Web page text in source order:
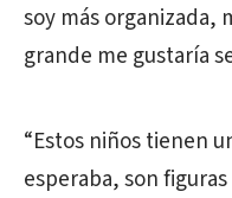
soy más organizada,
grande me gustaría
“Estos niños tienen
esperaba, son